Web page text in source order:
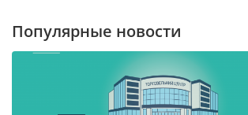
Популярные новости